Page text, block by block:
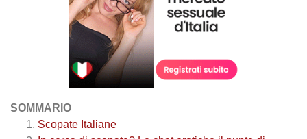
SOMMARIO
Scopate Italiane